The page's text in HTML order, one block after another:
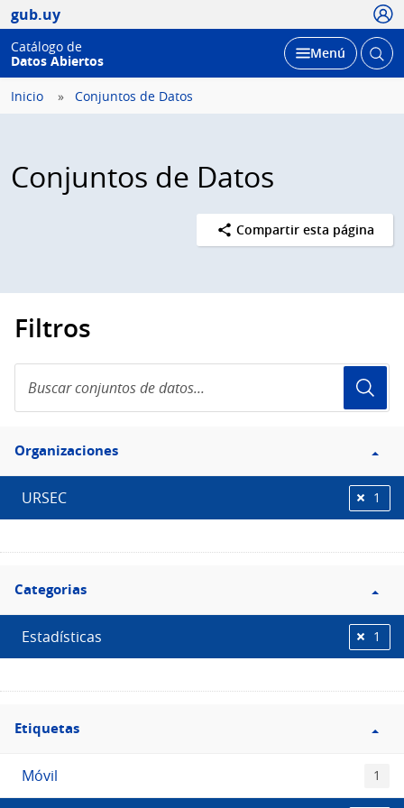
gub.uy
Catálogo de
Datos Abiertos
Desplegar
Menú Abrir
Inicio Conjuntos de Datos
Conjuntos de Datos
Compartir esta página
Filtros
conjuntos
de
Filtro
Organizaciones
Organizaciones
URSEC 1
Filtro
Categorias
Categorias
Estadísticas 1
Filtro
Etiquetas
Etiquetas
Móvil 1